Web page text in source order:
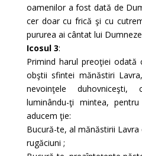
oamenilor a fost dată de
cer doar cu frică şi cu
pururea ai cântat lui
Icosul 3:
Primind harul preoţiei odată
obştii sfintei mănăstiri
nevoinţele duhovniceşti,
luminându-ţi mintea,
aducem ţie:
Bucură-te, al mănăstirii
rugăciuni ;